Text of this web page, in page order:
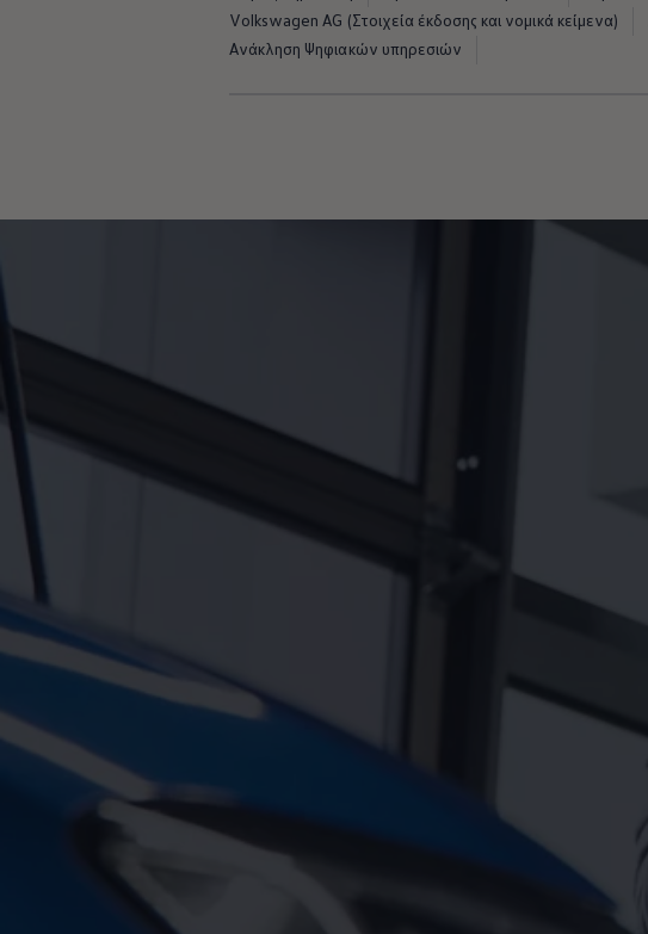
Ανακύκλωση & Επιστροφή
Ανακλήσεις ασφαλείας και Τεχνικά μέτρα
Προειδοποιητικές και ενδεικτικές λυχνίες
Εξουσιοδοτημένο Δίκτυο Volkswagen
Αστυπάλαια: Κίνητρα Επιδότησης
Volkswagen Bulli - 75 Χρόνια Κληρονομιάς
VW Bus History
Volkswagen AG (Στοιχεία έκδοσης και νομικά κείμενα)
Ανάκληση Ψηφιακών υπηρεσιών